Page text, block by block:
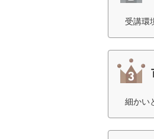
受講環
細かい